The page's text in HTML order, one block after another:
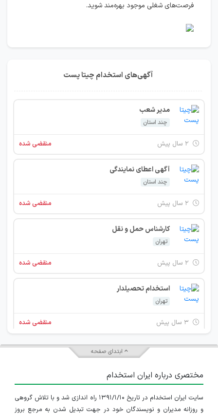
فرصت‌های شغلی موجود بهره‌مند شوید.
آگهی‌های استخدام چیتا پست
مدیر شعب
چند استان
منقضی شده
آگهی اعطای نمایندگی
چند استان
منقضی شده
کارشناس حمل و نقل
تهران
منقضی شده
استخدام تحصیلدار
تهران
منقضی شده
کارشناس طرح و برنامه
خراسان رضوی
۳ سال پیش منقضی شده
مدیر عملیات
ابتدای صفحه
مختصری درباره ایران استخدام
سایت ایران استخدام در تاریخ ۱۳۹۱/۱/۱۰ راه اندازی شد و با تلاش گروهی
و روزانه مدیران و نویسندگان خود در جهت تبدیل شدن به مرجع بروز